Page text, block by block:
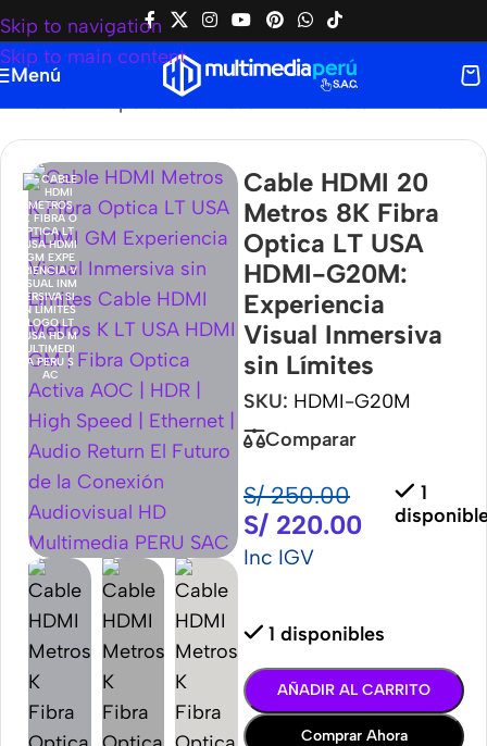
Skip to navigation
Skip to main content
Menú
G20M: Experiencia Visual Inmersiva sin Límites
Cable HDMI 20
Metros 8K Fibra
Optica LT USA
HDMI-G20M:
Experiencia
Visual Inmersiva
sin Límites
SKU: HDMI-G20M
Comparar
S/250.00
S/ 220.00
Inc IGV
1
1 disponibles
AÑADIR AL CARRITO
Comprar Ahora